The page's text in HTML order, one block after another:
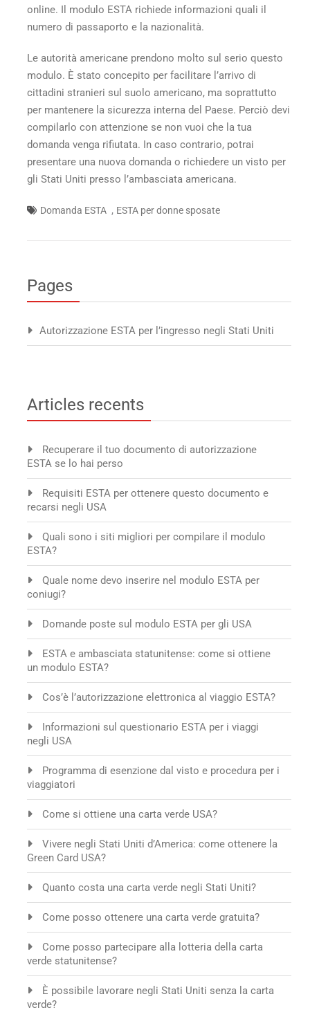
online. Il modulo ESTA richiede informazioni quali il
numero di passaporto e la nazionalità.
Le autorità americane prendono molto sul serio questo
modulo. È stato concepito per facilitare l’arrivo di
cittadini stranieri sul suolo americano, ma soprattutto
per mantenere la sicurezza interna del Paese. Perciò devi
compilarlo con attenzione se non vuoi che la tua
domanda venga rifiutata. In caso contrario, potrai
presentare una nuova domanda o richiedere un visto per
gli Stati Uniti presso l’ambasciata americana.
Domanda ESTA , ESTA per donne sposate
Pages
Autorizzazione ESTA per l’ingresso negli Stati Uniti
Articles recents
Recuperare il tuo documento di autorizzazione
ESTA se lo hai perso
Requisiti ESTA per ottenere questo documento e
recarsi negli USA
Quali sono i siti migliori per compilare il modulo
ESTA?
Quale nome devo inserire nel modulo ESTA per
coniugi?
Domande poste sul modulo ESTA per gli USA
ESTA e ambasciata statunitense: come si ottiene
un modulo ESTA?
Cos’è l’autorizzazione elettronica al viaggio ESTA?
Informazioni sul questionario ESTA per i viaggi
negli USA
Programma di esenzione dal visto e procedura per i
viaggiatori
Come si ottiene una carta verde USA?
Vivere negli Stati Uniti d’America: come ottenere la
Green Card USA?
Quanto costa una carta verde negli Stati Uniti?
Come posso ottenere una carta verde gratuita?
Come posso partecipare alla lotteria della carta
verde statunitense?
È possibile lavorare negli Stati Uniti senza la carta
verde?